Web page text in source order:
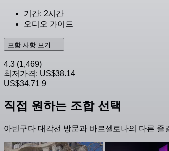
기간: 2시간
오디오 가이드
포함 사항 보기
4.3 (1,469)
최저가격: US$38.14
US$34.71 9
직접 원하는 조합 선택
아빈구다 대각선 방문과 바르셀로나의 다른